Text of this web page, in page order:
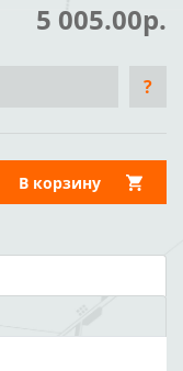
5 005.00р.
?
В корзину